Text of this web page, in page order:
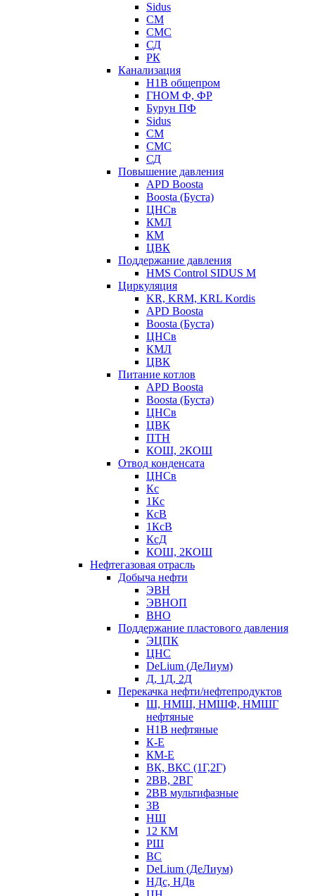
Sidus
СМ
СМС
СД
РК
Канализация
Н1В общепром
ГНОМ Ф, ФР
Бурун ПФ
Sidus
СМ
СМС
СД
Повышение давления
APD Boosta
Boosta (Буста)
ЦНСв
КМЛ
КМ
ЦВК
Поддержание давления
HMS Control SIDUS M
Циркуляция
KR, KRM, KRL Kordis
APD Boosta
Boosta (Буста)
ЦНСв
КМЛ
ЦВК
Питание котлов
APD Boosta
Boosta (Буста)
ЦНСв
ЦВК
ПТН
КОШ, 2КОШ
Отвод конденсата
ЦНСв
Кс
1Кс
КсВ
1КсВ
КсД
КОШ, 2КОШ
Нефтегазовая отрасль
Добыча нефти
ЭВН
ЭВНОП
ВНО
Поддержание пластового давления
ЭЦПК
ЦНС
DeLium (ДеЛиум)
Д, 1Д, 2Д
Перекачка нефти/нефтепродуктов
Ш, НМШ, НМШФ, НМШГ
нефтяные
Н1В нефтяные
К-Е
КМ-Е
ВК, ВКС (1Г,2Г)
2ВВ, 2ВГ
2ВВ мультифазные
3В
НШ
12 КМ
РШ
ВС
DeLium (ДеЛиум)
НДс, НДв